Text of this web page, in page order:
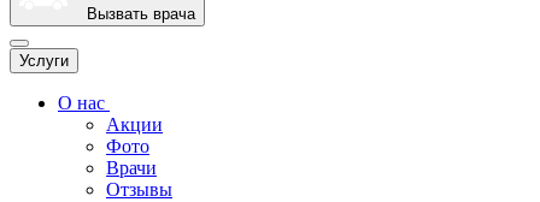
Вызвать врача
Услуги
О нас
Акции
Фото
Врачи
Отзывы